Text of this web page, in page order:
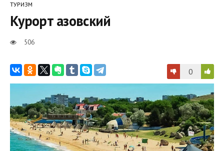
ТУРИЗМ
Курорт азовский
506
0